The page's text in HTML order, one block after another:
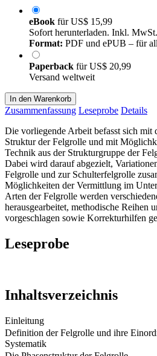
eBook fürUS$ 15,99
Sofort herunterladen. Inkl. MwSt.
Format: PDF und ePUB – für
Paperback fürUS$ 20,99
Versand weltweit
In den Warenkorb
Zusammenfassung Leseprobe Details
Die vorliegende Arbeit befasst sich mit
Struktur der Felgrolle und mit
Technik aus der Strukturgruppe der
Dabei wird darauf abgezielt,
Felgrolle und zur Schulterfelgrolle
Möglichkeiten der Vermittlung im
Arten der Felgrolle werden
herausgearbeitet, methodische Reihen
vorgeschlagen sowie Korrekturhilfen
Leseprobe
Inhaltsverzeichnis
Einleitung
Definition der Felgrolle und ihre
Systematik